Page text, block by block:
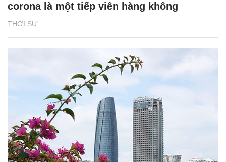
THỜI SỰ
corona là một tiếp viên hàng không